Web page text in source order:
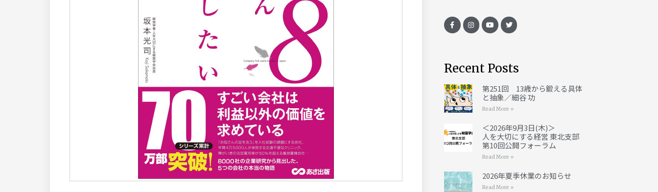
Recent Posts
第251回 13歳から鍛える具体
と抽象／細谷 功
Read More »
＜2026年9月3日(木)＞
人を大切にする経営 東北支部
第10回公開フォーラム
Read More »
2026年夏季休業のお知らせ
Read More »